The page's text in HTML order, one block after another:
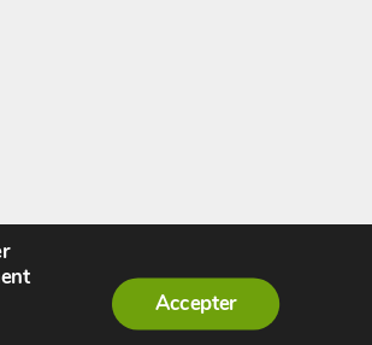
Accepter